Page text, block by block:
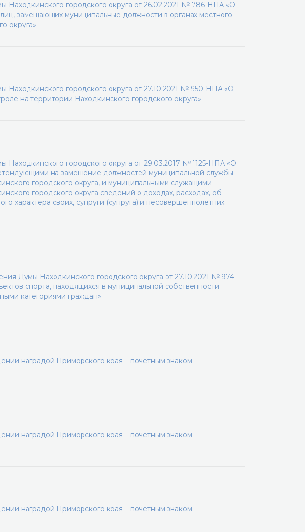
городского округа от 26.02.2021 № 786-НПА «О
замещающих муниципальные должности в органах местного
округа»
городского округа от 27.10.2021 № 950-НПА «О
на территории Находкинского городского округа»
городского округа от 29.03.2017 № 1125-НПА «О
на замещение должностей муниципальной службы
городского округа, и муниципальными служащими
городского округа сведений о доходах, расходах, об
характера своих, супруги (супруга) и несовершеннолетних
Думы Находкинского городского округа от 27.10.2021 № 974-
спорта, находящихся в муниципальной собственности
категориями граждан»
наградой Приморского края – почетным знаком
наградой Приморского края – почетным знаком
наградой Приморского края – почетным знаком